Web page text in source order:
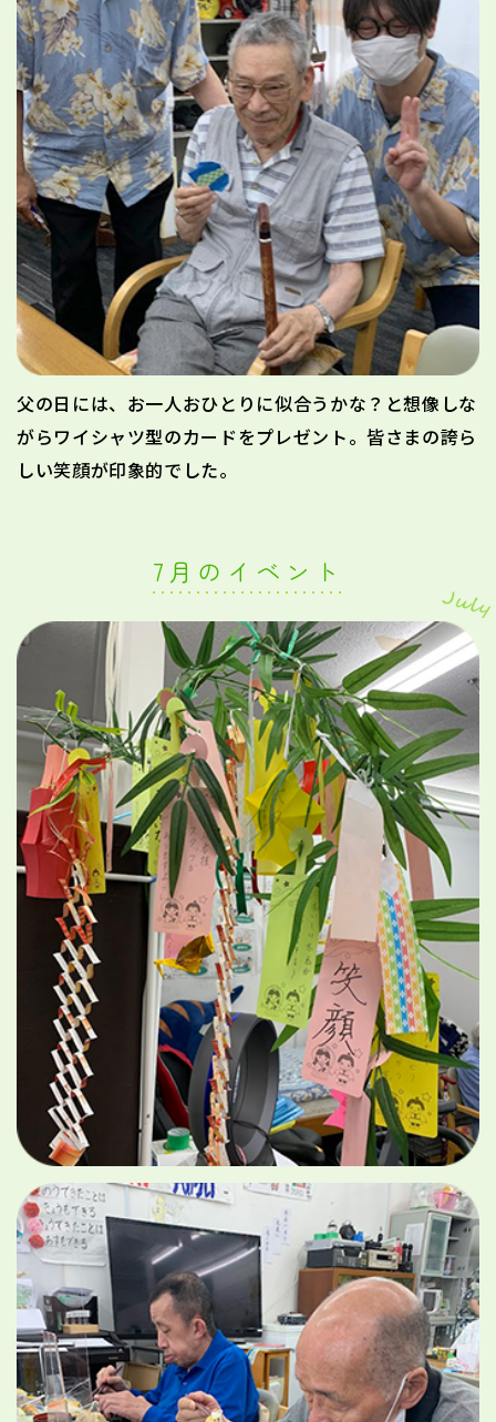
父の日には、お一人おひとりに似合うかな？と想像しな
がらワイシャツ型のカードをプレゼント。皆さまの誇ら
しい笑顔が印象的でした。
7月のイベント